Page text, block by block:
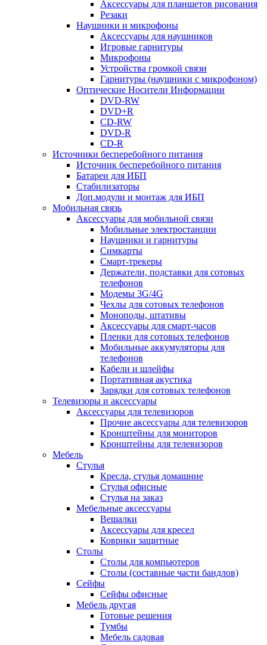
Аксессуары для планшетов рисования
Резаки
Наушники и микрофоны
Аксессуары для наушников
Игровые гарнитуры
Микрофоны
Устройства громкой связи
Гарнитуры (наушники с микрофоном)
Оптические Носители Информации
DVD-RW
DVD+R
CD-RW
DVD-R
CD-R
Источники бесперебойного питания
Источник бесперебойного питания
Батареи для ИБП
Стабилизаторы
Доп.модули и монтаж для ИБП
Мобильная связь
Аксессуары для мобильной связи
Мобильные электростанции
Наушники и гарнитуры
Симкарты
Смарт-трекеры
Держатели, подставки для сотовых
телефонов
Модемы 3G/4G
Чехлы для сотовых телефонов
Моноподы, штативы
Аксессуары для смарт-часов
Пленки для сотовых телефонов
Мобильные аккумуляторы для
телефонов
Кабели и шлейфы
Портативная акустика
Зарядки для сотовых телефонов
Телевизоры и аксессуары
Аксессуары для телевизоров
Прочие аксессуары для телевизоров
Кронштейны для мониторов
Кронштейны для телевизоров
Мебель
Стулья
Кресла, стулья домашние
Стулья офисные
Стулья на заказ
Мебельные аксессуары
Вешалки
Аксессуары для кресел
Коврики защитные
Столы
Столы для компьютеров
Столы (составные части бандлов)
Сейфы
Сейфы офисные
Мебель другая
Готовые решения
Тумбы
Мебель садовая